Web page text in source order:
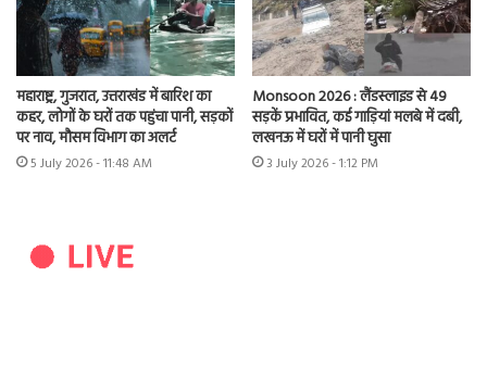
महाराष्ट्र, गुजरात, उत्तराखंड में बारिश का
कहर, लोगों के घरों तक पहुंचा पानी, सड़कों
पर नाव, मौसम विभाग का अलर्ट
5 July 2026 - 11:48 AM
Monsoon 2026 : लैंडस्लाइड से 49
सड़कें प्रभावित, कई गाड़ियां मलबे में दबी,
लखनऊ में घरों में पानी घुसा
3 July 2026 - 1:12 PM